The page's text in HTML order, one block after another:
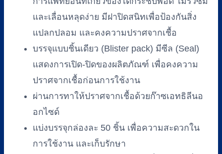
และเลื่อนหลุดง่าย มีฝาปิดสนิทเพื่อป้องกันสิ่ง
แปลกปลอม และคงความปราศจากเชื้อ
บรรจุแบบชิ้นเดียว (Blister pack) มีซีล (Seal)
แสดงการเปิด-ปิดของผลิตภัณฑ์ เพื่อคงความ
ปราศจากเชื้อก่อนการใช้งาน
ผ่านการทาให้ปราศจากเชื้อด้วยก๊าซเอทธิลีนอ
อกไซด์
แบ่งบรรจุกล่องละ 50 ชิ้น เพื่อความสะดวกใน
การใช้งาน และเก็บรักษา